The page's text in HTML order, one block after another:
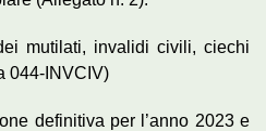
mutilati, invalidi civili, ciechi
044-INVCIV)
definitiva per l’anno 2023 e